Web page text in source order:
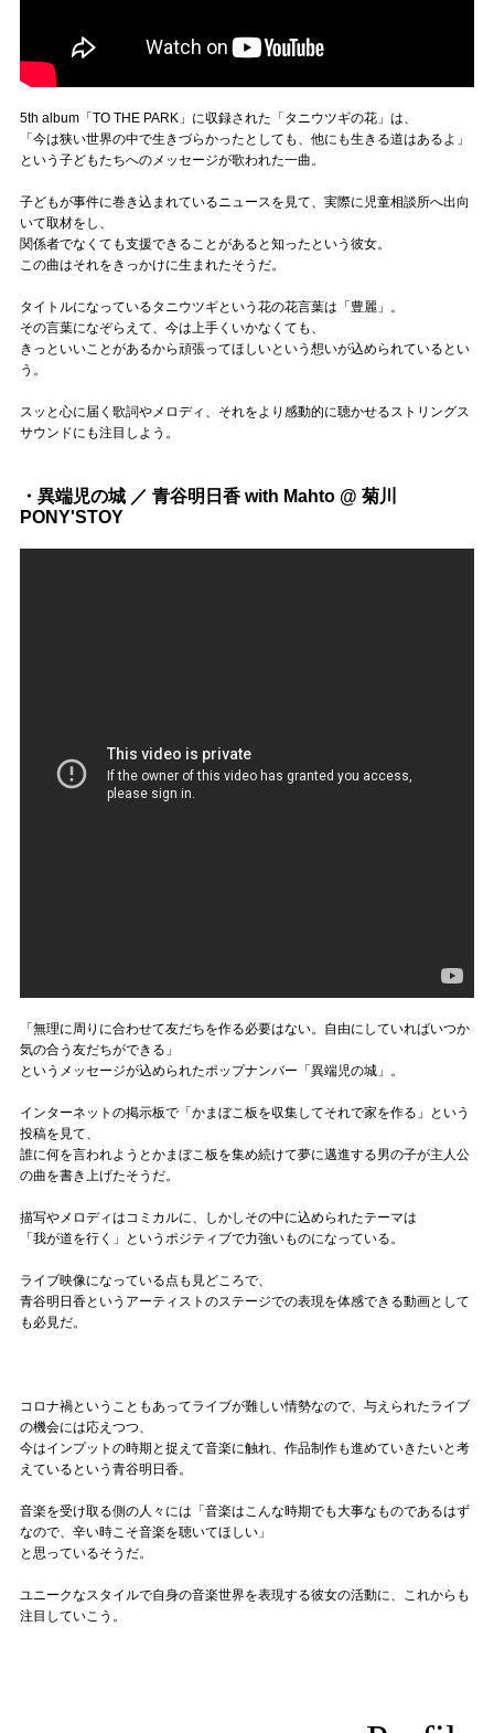
5th album「TO THE PARK」に収録された「タニウツギの花」は、
「今は狭い世界の中で生きづらかったとしても、他にも生きる道はあるよ」
という子どもたちへのメッセージが歌われた一曲。
子どもが事件に巻き込まれているニュースを見て、実際に児童相談所へ出向
いて取材をし、
関係者でなくても支援できることがあると知ったという彼女。
この曲はそれをきっかけに生まれたそうだ。
タイトルになっているタニウツギという花の花言葉は「豊麗」。
その言葉になぞらえて、今は上手くいかなくても、
きっといいことがあるから頑張ってほしいという想いが込められているとい
う。
スッと心に届く歌詞やメロディ、それをより感動的に聴かせるストリングス
サウンドにも注目しよう。
・異端児の城 ／ 青谷明日香 with Mahto @ 菊川
PONY'STOY
「無理に周りに合わせて友だちを作る必要はない。自由にしていればいつか
気の合う友だちができる」
というメッセージが込められたポップナンバー「異端児の城」。
インターネットの掲示板で「かまぼこ板を収集してそれで家を作る」という
投稿を見て、
誰に何を言われようとかまぼこ板を集め続けて夢に邁進する男の子が主人公
の曲を書き上げたそうだ。
描写やメロディはコミカルに、しかしその中に込められたテーマは
「我が道を行く」というポジティブで力強いものになっている。
ライブ映像になっている点も見どころで、
青谷明日香というアーティストのステージでの表現を体感できる動画として
も必見だ。
コロナ禍ということもあってライブが難しい情勢なので、与えられたライブ
の機会には応えつつ、
今はインプットの時期と捉えて音楽に触れ、作品制作も進めていきたいと考
えているという青谷明日香。
音楽を受け取る側の人々には「音楽はこんな時期でも大事なものであるはず
なので、辛い時こそ音楽を聴いてほしい」
と思っているそうだ。
ユニークなスタイルで自身の音楽世界を表現する彼女の活動に、これからも
注目していこう。